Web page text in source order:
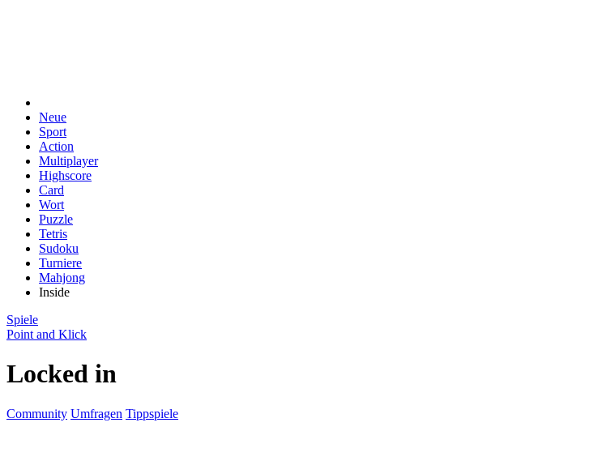
Neue
Sport
Action
Multiplayer
Highscore
Card
Wort
Puzzle
Tetris
Sudoku
Turniere
Mahjong
Inside
Spiele
Point and Klick
Locked in
Community Umfragen Tippspiele